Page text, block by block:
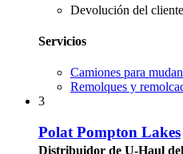
Devolución del
Servicios
Camiones para
Remolques y
3
Polat Pompton Lakes
Distribuidor de U-Haul